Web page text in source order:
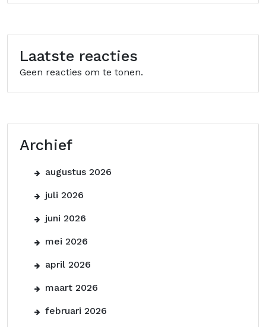
Laatste reacties
Geen reacties om te tonen.
Archief
augustus 2026
juli 2026
juni 2026
mei 2026
april 2026
maart 2026
februari 2026